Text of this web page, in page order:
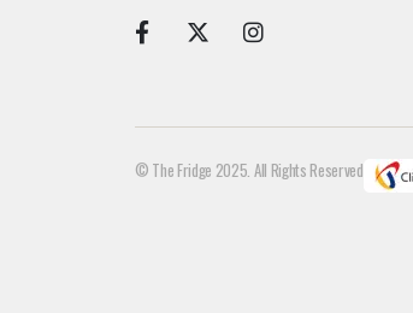
© The Fridge 2025. All Rights Reserved